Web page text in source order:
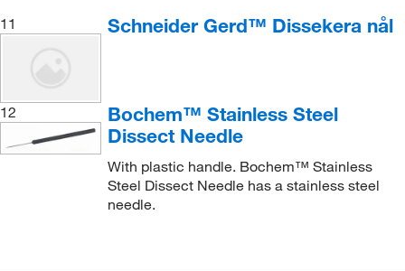
11
Schneider Gerd™ Dissekera nål
12
Bochem™ Stainless Steel
Dissect Needle
With plastic handle. Bochem™ Stainless
Steel Dissect Needle has a stainless steel
needle.